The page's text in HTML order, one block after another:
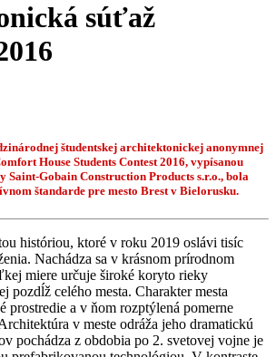
súťaž
študentskej architektonickej anonymnej
House Students Contest 2016, vypísanou
Gobain Construction Products s.r.o., bola
štandarde pre mesto Brest v Bielorusku.
históriou, ktoré v roku 2019 oslávi tisíc
Nachádza sa v krásnom prírodnom
miere určuje široké koryto rieky
pozdĺž celého mesta. Charakter mesta
prostredie a v ňom rozptýlená pomerne
v meste odráža jeho dramatickú
pochádza z obdobia po 2. svetovej vojne je